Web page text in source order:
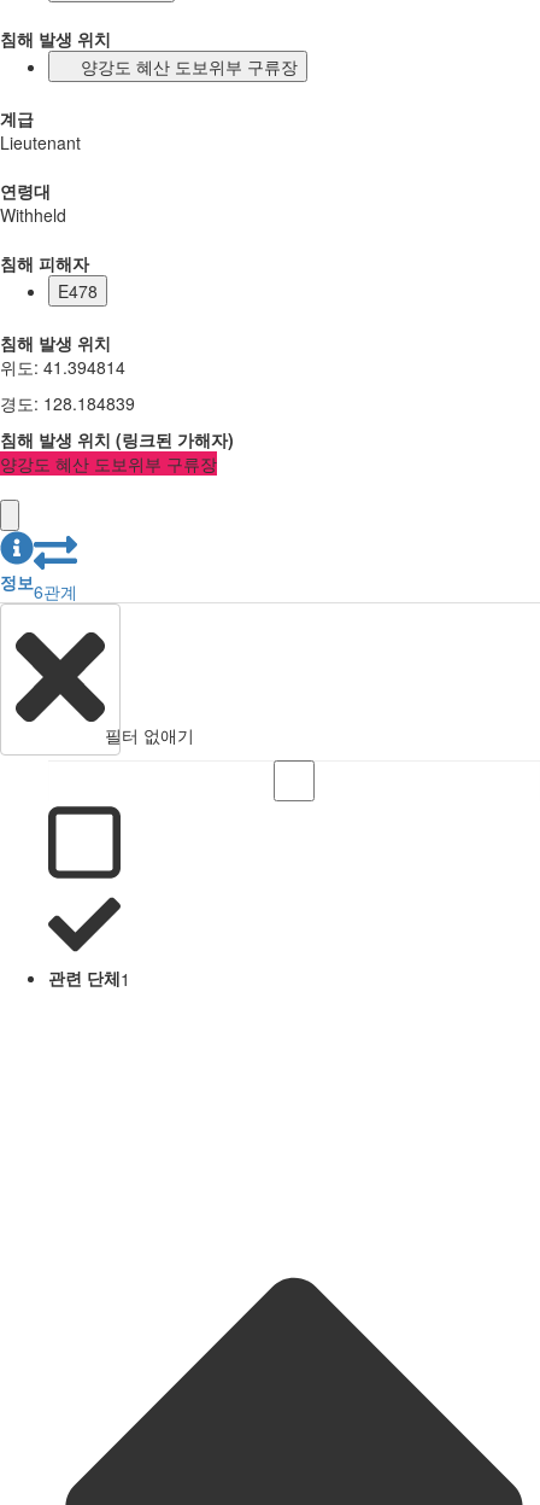
침해 발생 위치
양강도 혜산 도보위부 구류장
계급
Lieutenant
연령대
Withheld
침해 피해자
E478
침해 발생 위치
위도: 41.394814
경도: 128.184839
침해 발생 위치 (링크된 가해자)
양강도 혜산 도보위부 구류장
정보6관계
필터 없애기
관련 단체1